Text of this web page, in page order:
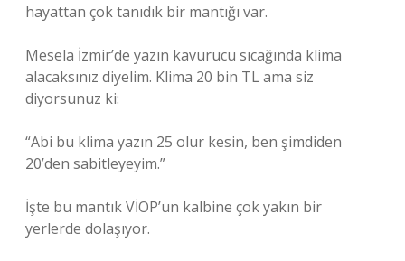
hayattan çok tanıdık bir mantığı var.
Mesela İzmir’de yazın kavurucu sıcağında klima
alacaksınız diyelim. Klima 20 bin TL ama siz
diyorsunuz ki:
“Abi bu klima yazın 25 olur kesin, ben şimdiden
20’den sabitleyeyim.”
İşte bu mantık VİOP’un kalbine çok yakın bir
yerlerde dolaşıyor.